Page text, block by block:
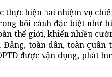
thực hiện hai nhiệm vụ
bối cảnh đặc biệt như
thế giới, khiến nhiều
toàn dân, toàn
được vận dụng, phát